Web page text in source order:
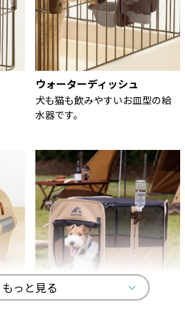
ウォーターディッシュ
犬も猫も飲みやすいお皿型の給
水器です。
もっと見る